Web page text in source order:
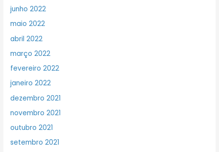
junho 2022
maio 2022
abril 2022
março 2022
fevereiro 2022
janeiro 2022
dezembro 2021
novembro 2021
outubro 2021
setembro 2021